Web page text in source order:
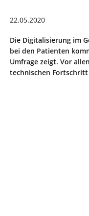
22.05.2020
Die Digitalisierung im
bei den Patienten
Umfrage zeigt. Vor
technischen